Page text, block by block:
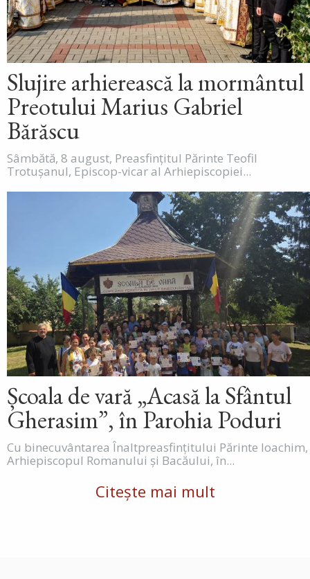
Slujire arhierească la mormântul
Preotului Marius Gabriel
Bărăscu
Sâmbătă, 8 august, Preasfințitul Părinte Teofil
Trotușanul, Episcop-vicar al Arhiepiscopiei...
Școala de vară „Acasă la Sfântul
Gherasim”, în Parohia Poduri
Cu binecuvântarea Înaltpreasfințitului Părinte Ioachim,
Arhiepiscopul Romanului și Bacăului, în...
Citește mai mult